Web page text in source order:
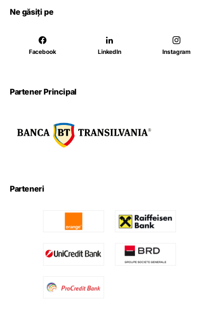
Ne găsiți pe
Facebook LinkedIn Instagram
Partener Principal
Parteneri